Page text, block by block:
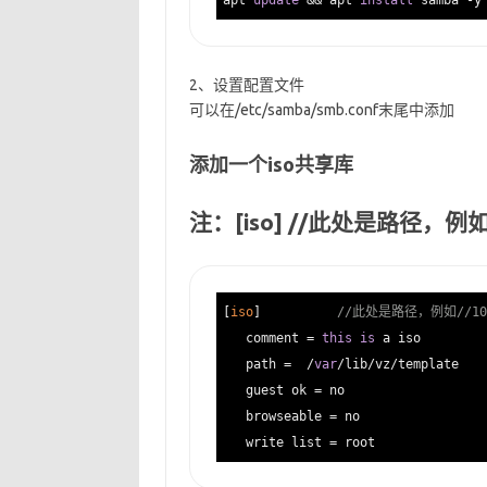
2、设置配置文件
可以在/etc/samba/smb.conf末尾中添加
添加一个iso共享库
注：[iso] //此处是路径，例
iso] //此处是路径，例如//
   comment =
this is a
   path =  /
var/lib/vz/
guest ok =
browseable =
write list =